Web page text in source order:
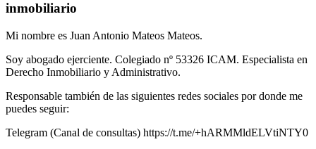
inmobiliario
Mi nombre es Juan Antonio Mateos Mateos.
Soy abogado ejerciente. Colegiado nº 53326 ICAM. Especialista en
Derecho Inmobiliario y Administrativo.
Responsable también de las siguientes redes sociales por donde me
puedes seguir:
Telegram (Canal de consultas) https://t.me/+hARMMldELVtiNTY0